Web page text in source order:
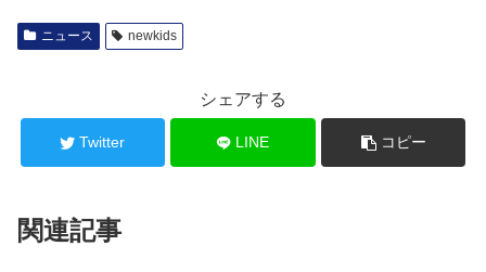
ニュース newkids
シェアする
Twitter LINE コピー
関連記事